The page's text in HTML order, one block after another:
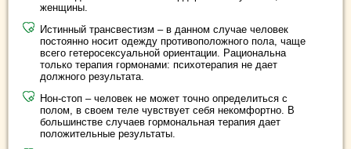
женщины.
Истинный трансвестизм – в данном случае человек
постоянно носит одежду противоположного пола, чаще
всего гетеросексуальной ориентации. Рациональна
только терапия гормонами: психотерапия не дает
должного результата.
Нон-стоп – человек не может точно определиться с
полом, в своем теле чувствует себя некомфортно. В
большинстве случаев гормональная терапия дает
положительные результаты.